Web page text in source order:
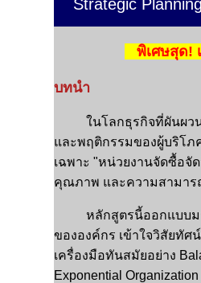
Strategic
พิเศษสุด!
บทนำ
ในโลกธุรกิจที่ผันผวนแ
และพฤติกรรมของผู้บริโภ
เฉพาะ "หน่วยงานจัดซื้อจั
คุณภาพ และความสามาร
หลักสูตรนี้ออกแบบมาเ
ขององค์กร เข้าใจวิสัยทัศ
เครื่องมือทันสมัยอย่าง
Exponential